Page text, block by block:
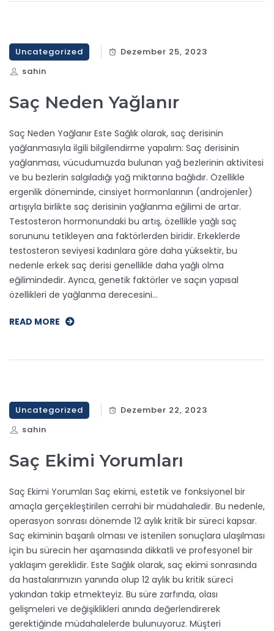
Uncategorized
Dezember 25, 2023
sahin
Saç Neden Yağlanır
Saç Neden Yağlanır Este Sağlık olarak, saç derisinin
yağlanmasıyla ilgili bilgilendirme yapalım: Saç derisinin
yağlanması, vücudumuzda bulunan yağ bezlerinin aktivitesi
ve bu bezlerin salgıladığı yağ miktarına bağlıdır. Özellikle
ergenlik döneminde, cinsiyet hormonlarının (androjenler)
artışıyla birlikte saç derisinin yağlanma eğilimi de artar.
Testosteron hormonundaki bu artış, özellikle yağlı saç
sorununu tetikleyen ana faktörlerden biridir. Erkeklerde
testosteron seviyesi kadınlara göre daha yüksektir, bu
nedenle erkek saç derisi genellikle daha yağlı olma
eğilimindedir. Ayrıca, genetik faktörler ve saçın yapısal
özellikleri de yağlanma derecesini…
READ MORE
Uncategorized
Dezember 22, 2023
sahin
Saç Ekimi Yorumları
Saç Ekimi Yorumları Saç ekimi, estetik ve fonksiyonel bir
amaçla gerçekleştirilen cerrahi bir müdahaledir. Bu nedenle,
operasyon sonrası dönemde 12 aylık kritik bir süreci kapsar.
Saç ekiminin başarılı olması ve istenilen sonuçlara ulaşılması
için bu sürecin her aşamasında dikkatli ve profesyonel bir
yaklaşım gereklidir. Este Sağlık olarak, saç ekimi sonrasında
da hastalarımızın yanında olup 12 aylık bu kritik süreci
yakından takip etmekteyiz. Bu süre zarfında, olası
gelişmeleri ve değişiklikleri anında değerlendirerek
gerektiğinde müdahalelerde bulunuyoruz. Müşteri